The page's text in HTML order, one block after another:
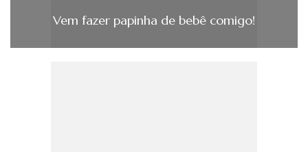
Vem fazer papinha de bebê comigo!